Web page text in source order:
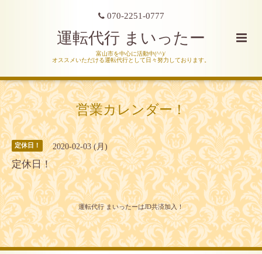
070-2251-0777
運転代行 まいったー
富山市を中心に活動中(^^)/
オススメいただける運転代行として日々努力しております。
営業カレンダー！
定休日！ 2020-02-03 (月)
定休日！
運転代行 まいったーはJD共済加入！